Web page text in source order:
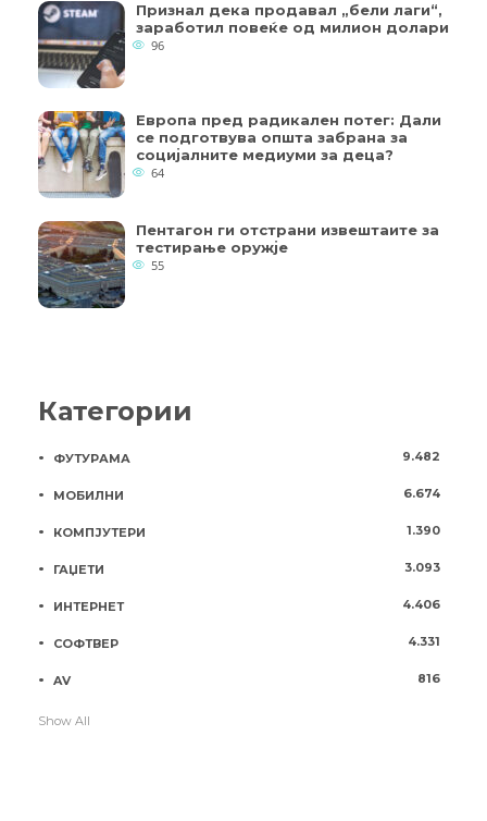
Признал дека продавал „бели лаги“,
заработил повеќе од милион долари
96
Европа пред радикален потег: Дали
се подготвува општа забрана за
социјалните медиуми за деца?
64
Пентагон ги отстрани извештаите за
тестирање оружје
55
Категории
ФУТУРАМА 9.482
МОБИЛНИ 6.674
КОМПЈУТЕРИ 1.390
ГАЏЕТИ 3.093
ИНТЕРНЕТ 4.406
СОФТВЕР 4.331
AV 816
Show All